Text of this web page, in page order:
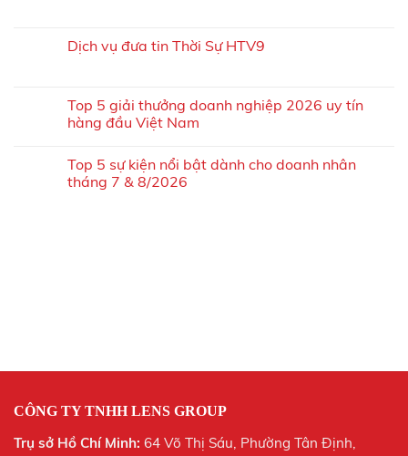
Dịch vụ đưa tin Thời Sự HTV9
Top 5 giải thưởng doanh nghiệp 2026 uy tín
hàng đầu Việt Nam
Top 5 sự kiện nổi bật dành cho doanh nhân
tháng 7 & 8/2026
CÔNG TY TNHH LENS GROUP
Trụ sở Hồ Chí Minh: 64 Võ Thị Sáu, Phường Tân Định,